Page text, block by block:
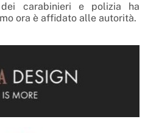
dei carabinieri e polizia ha
ora è affidato alle autorità.